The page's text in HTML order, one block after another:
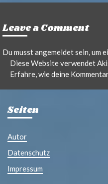
Leave a Comment
Du musstangemeldetsein, um
Diese Website verwendet
Erfahre, wie deine
Seiten
Autor
Datenschutz
Impressum